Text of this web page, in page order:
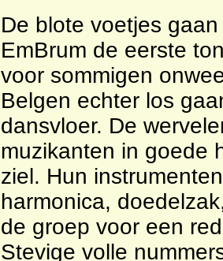
De blote voetjes
EmBrum de eerste
voor sommigen
Belgen echter los
dansvloer. De
muzikanten in goede
ziel. Hun
harmonica,
de groep voor een
Stevige volle